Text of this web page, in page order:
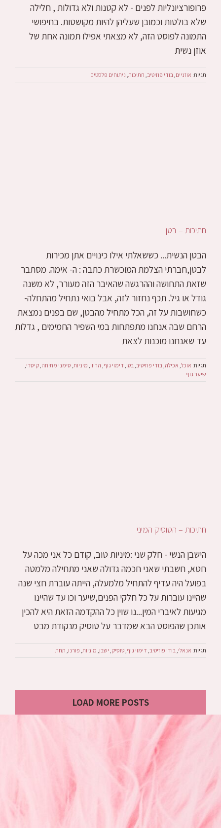
פרופורציונליות לפנים - לא קטנות ולא גדולות , חלילה
שלא בולטות וכמובן שעליהן להיות מקושטות. בחיפושי
התמונה לפוסט הזה, לא מצאתי אפילו תמונה אחת של
אוזן נשית
תגיות: אוזניים,בודי פוזיטיב, חתיכות, ניתוחים פלסטים
חתיכות – בטן
הבטן הנשית... כששאלתי אילו כינויים אתן מכירות
לבטן,חברתי הצלמת המוכשרת כתבה : ה- אימה. מסתבר
שזאת התחושה וההרגשה שהאיבר הזה מעורר, לא משנה
גודל או גיל. תכף נחזור לזה, אבל בואי נתחיל מהתחלה-
כשחושבות על זה, הכל מתחיל מהבטן, שם בפנים נמצאת
הרחם שבה אנחנו מתפתחות במי השפיר החמימים , גדלות
עד שאנחנו מוכנות לצאת
תגיות: אוכל, אכילה,בודי פוזיטיב,בטן, דימוי גוף, הריון, מיניות, סימני מתיחה,קיסרי,
שיער גוף
חתיכות – הטוסיק המיני
הישבן הנשי - חלק שני :מיניות טוב, קודם כל אני מכה על
חטא, חשבתי שאני חכמה גדולה שאני מתחילה מלמטה
בפועל היה עדיף להתחיל מלמעלה, הייתה עוברת חצי שנה
שהיינו עוברות על כל חלקי הפנים,שיער וכו עד שהיינו
מגיעות לאיברי המין...נו שוין כל ההקדמה הזאת היא להכין
אותכן שהפוסט הבא שמדבר על טוסיק מנקודת מבט
תגיות: אנאלי,בודי פוזיטיב, דימוי גוף,טוסיק, ישבן, מיניות, פורנו, תחת
LOAD MORE POSTS